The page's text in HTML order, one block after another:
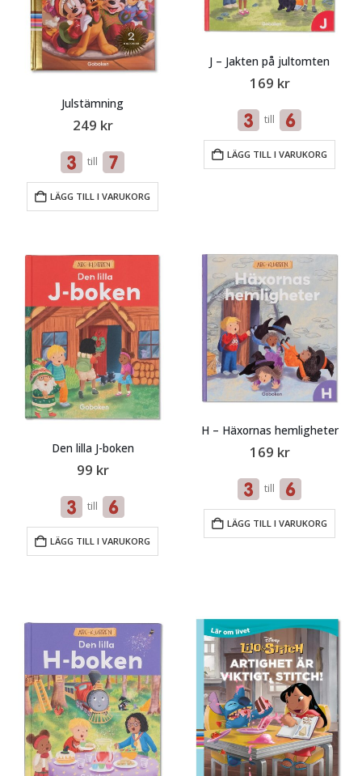
Julstämning
249 kr
till
LÄGG TILL I VARUKORG
J – Jakten på jultomten
169 kr
till
LÄGG TILL I VARUKORG
Den lilla J-boken
99 kr
till
LÄGG TILL I VARUKORG
H – Häxornas hemligheter
169 kr
till
LÄGG TILL I VARUKORG